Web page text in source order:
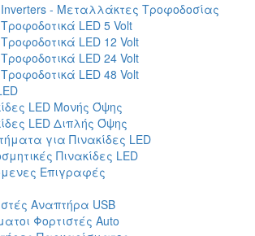
Inverters - Μεταλλάκτες Τροφοδοσίας
Τροφοδοτικά LED 5 Volt
Τροφοδοτικά LED 12 Volt
Τροφοδοτικά LED 24 Volt
Τροφοδοτικά LED 48 Volt
LED Μονής Όψης
LED Διπλής Όψης
για Πινακίδες LED
Πινακίδες LED
Επιγραφές
Αναπτήρα USB
Φορτιστές Auto